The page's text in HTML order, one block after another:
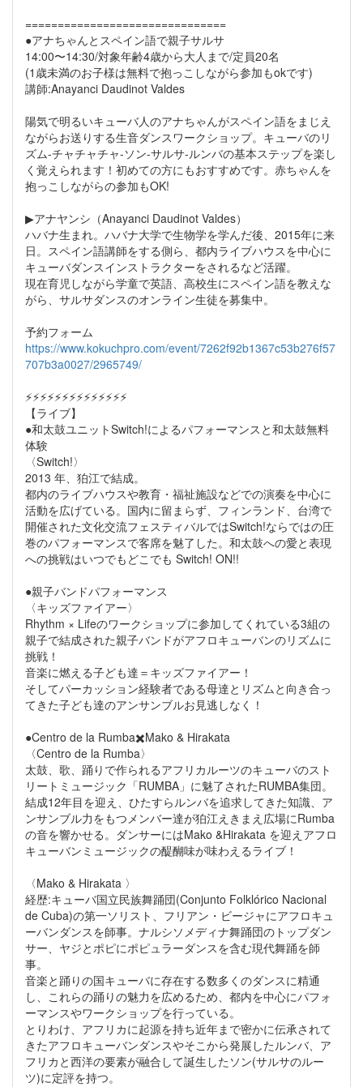
===============================
●アナちゃんとスペイン語で親子サルサ
14:00〜14:30/対象年齢4歳から大人まで/定員20名
(1歳未満のお子様は無料で抱っこしながら参加もokです)
講師:Anayanci Daudinot Valdes
陽気で明るいキューバ人のアナちゃんがスペイン語をまじえ
ながらお送りする生音ダンスワークショップ。キューバのリ
ズム-チャチャチャ-ソン-サルサ-ルンバの基本ステップを楽し
く覚えられます！初めての方にもおすすめです。赤ちゃんを
抱っこしながらの参加もOK!
▶︎アナヤンシ（Anayanci Daudinot Valdes）
ハバナ生まれ。ハバナ大学で生物学を学んだ後、2015年に来
日。スペイン語講師をする側ら、都内ライブハウスを中心に
キューバダンスインストラクターをされるなど活躍。
現在育児しながら学童で英語、高校生にスペイン語を教えな
がら、サルサダンスのオンライン生徒を募集中。
予約フォーム
https://www.kokuchpro.com/event/7262f92b1367c53b276f57
707b3a0027/2965749/
⚡️⚡️⚡️⚡️⚡️⚡️⚡️⚡️⚡️⚡️⚡️⚡️⚡️⚡️
【ライブ】
●和太鼓ユニットSwitch!によるパフォーマンスと和太鼓無料
体験
〈Switch!〉
2013 年、狛江で結成。
‪都内のライブハウスや教育・福祉施設などでの演奏を中心に
活動を広げている。国内に留まらず、フィンランド、台湾で
開催された文化交流フェスティバルではSwitch!ならではの圧
巻のパフォーマンスで客席を魅了した。和太鼓への愛と表現
への挑戦はいつでもどこでも Switch! ON!!‪
●親子バンドパフォーマンス
〈キッズファイアー〉
Rhythm × Lifeのワークショップに参加してくれている3組の
親子で結成された親子バンドがアフロキューバンのリズムに
挑戦！
音楽に燃える子ども達＝キッズファイアー！
そしてパーカッション経験者である母達とリズムと向き合っ
てきた子ども達のアンサンブルお見逃しなく！
●Centro de la Rumba✖️Mako & Hirakata
〈Centro de la Rumba〉
太鼓、歌、踊りで作られるアフリカルーツのキューバのスト
リートミュージック「RUMBA」に魅了されたRUMBA集団。
結成12年目を迎え、ひたすらルンバを追求してきた知識、ア
ンサンブル力をもつメンバー達が狛江えきまえ広場にRumba
の音を響かせる。ダンサーにはMako &Hirakata を迎えアフロ
キューバンミュージックの醍醐味が味わえるライブ！
〈Mako & Hirakata 〉
経歴:キューバ国立民族舞踊団(Conjunto Folklórico Nacional
de Cuba)の第一ソリスト、フリアン・ビージャにアフロキュ
ーバンダンスを師事。ナルシソメディナ舞踊団のトップダン
サー、ヤジとポピにポピュラーダンスを含む現代舞踊を師
事。
音楽と踊りの国キューバに存在する数多くのダンスに精通
し、これらの踊りの魅力を広めるため、都内を中心にパフォ
ーマンスやワークショップを行っている。
とりわけ、アフリカに起源を持ち近年まで密かに伝承されて
きたアフロキューバンダンスやそこから発展したルンバ、ア
フリカと西洋の要素が融合して誕生したソン(サルサのルー
ツ)に定評を持つ。